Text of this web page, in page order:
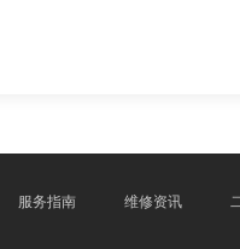
服务指南 维修资讯